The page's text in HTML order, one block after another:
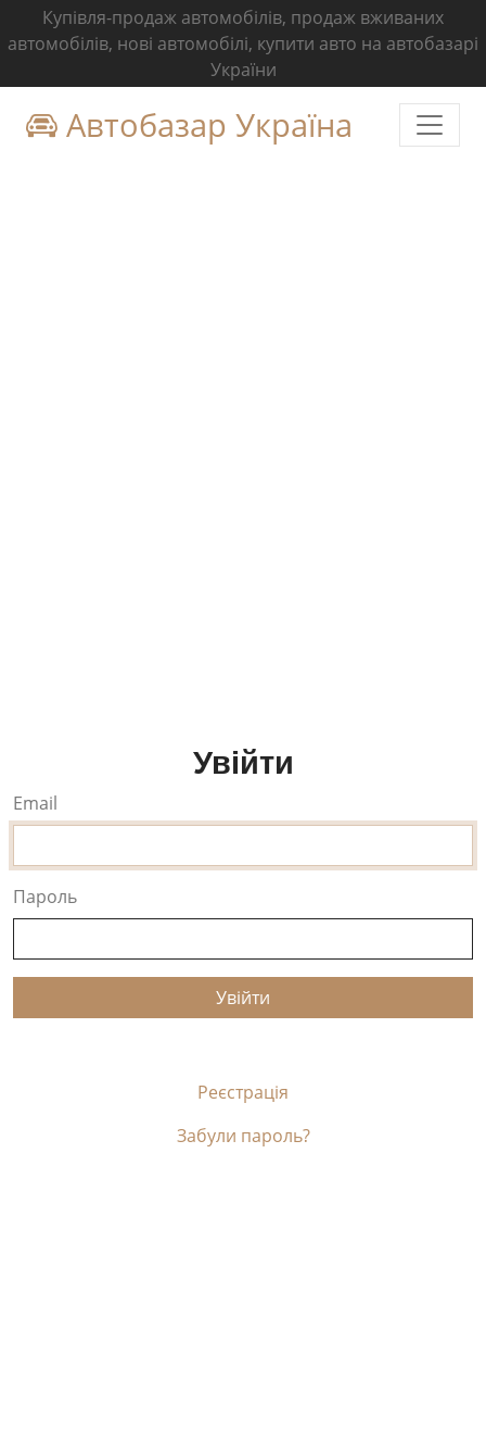
Купівля-продаж автомобілів, продаж вживаних
автомобілів, нові автомобілі, купити авто на автобазарі
України
Автобазар Україна
Увійти
Email
Пароль
Увійти
Реєстрація
Забули пароль?